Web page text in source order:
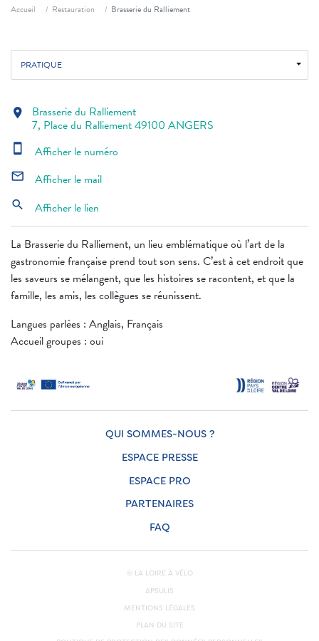
Accueil Restauration Brasserie du Ralliement
PRATIQUE
La Brasserie du Ralliement, un lieu emblématique où l’art de la
gastronomie française prend tout son sens. C’est à cet endroit que
les saveurs se mélangent, que les histoires se racontent, et que la
famille, les amis, les collègues se réunissent.
Langues parlées : Anglais, Français
Accueil groupes : oui
location_on Brasserie du Ralliement
7, Place du Ralliement 49100 ANGERS
smartphone Afficher le numéro
mail_outline Afficher le mail
search Afficher le lien
QUI SOMMES-NOUS ?
ESPACE PRESSE
ESPACE PRO
PARTENAIRES
FAQ
© LA LOIRE À VÉLO
APSULIS
MENTIONS LÉGALES
PLAN DU SITE